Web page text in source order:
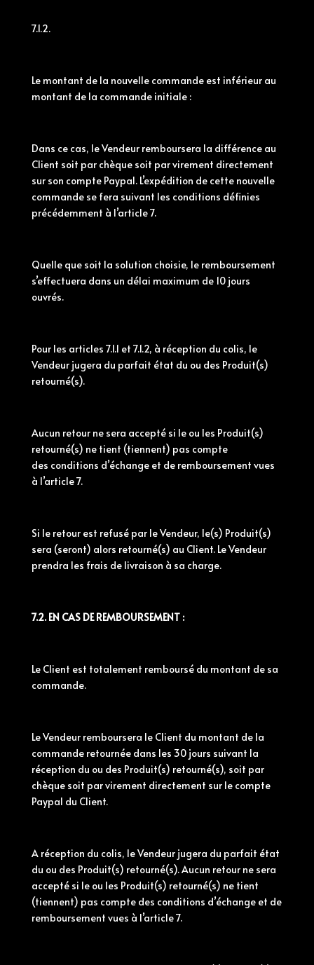
7.1.2.
Le montant de la nouvelle commande est inférieur au
montant de la commande initiale :
Dans ce cas, le Vendeur remboursera la différence au
Client soit par chèque soit par virement directement
sur son compte Paypal. L’expédition de cette nouvelle
commande se fera suivant les conditions définies
précédemment à l’article 7.
Quelle que soit la solution choisie, le remboursement
s’effectuera dans un délai maximum de 10 jours
ouvrés.
Pour les articles 7.1.1 et 7.1.2, à réception du colis, le
Vendeur jugera du parfait état du ou des Produit(s)
retourné(s).
Aucun retour ne sera accepté si le ou les Produit(s)
retourné(s) ne tient (tiennent) pas compte
des conditions d’échange et de remboursement vues
à l’article 7.
Si le retour est refusé par le Vendeur, le(s) Produit(s)
sera (seront) alors retourné(s) au Client. Le Vendeur
prendra les frais de livraison à sa charge.
7.2. EN CAS DE REMBOURSEMENT :
Le Client est totalement remboursé du montant de sa
commande.
Le Vendeur remboursera le Client du montant de la
commande retournée dans les 30 jours suivant la
réception du ou des Produit(s) retourné(s), soit par
chèque soit par virement directement sur le compte
Paypal du Client.
A réception du colis, le Vendeur jugera du parfait état
du ou des Produit(s) retourné(s). Aucun retour ne sera
accepté si le ou les Produit(s) retourné(s) ne tient
(tiennent) pas compte des conditions d’échange et de
remboursement vues à l’article 7.